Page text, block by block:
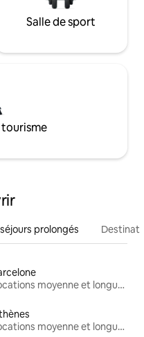
Salle de sport
tourisme
prolongés
Locations moyenne et longue durée
Locations moyenne et longue durée